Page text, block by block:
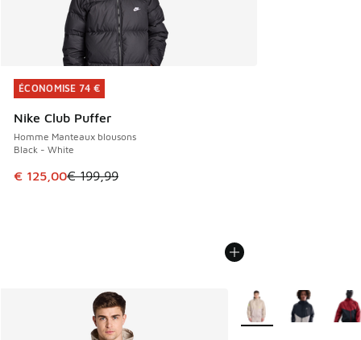
ÉCONOMISE 74 €
Nike Club Puffer
Homme Manteaux blousons
Black - White
Cet article est en promotion. Prix en baisse de € 199,99 à
€ 125,00€ 199,99
ÉCONOMISE 74 €
Plus de couleurs